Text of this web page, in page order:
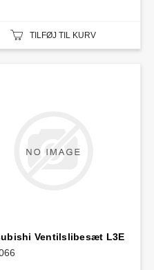
TILFØJ TIL KURV
Ventilslibesæt L3E